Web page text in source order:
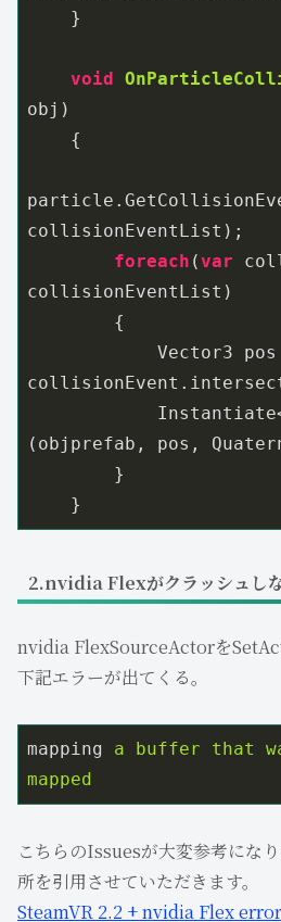
void
obj )
collisionEventList);
foreach (var
collisionEventList)
(objprefab, pos,
    }
2.nvidia Flexがクラッシュし
nvidia FlexSourceActorを
下記エラーが出てくる。
mapping
a buffer that
mapped
こちらのIssuesが大変参考にな
所を引用させていただきます。
SteamVR 2.2 + nvidia Flex